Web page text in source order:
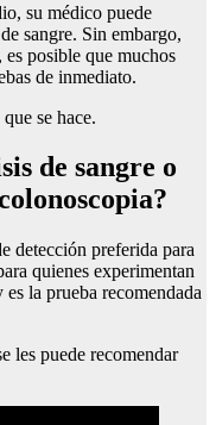
su médico puede
sangre. Sin embargo,
es posible que muchos
de inmediato.
se hace.
de sangre o
detección preferida para
quienes experimentan
la prueba recomendada
les puede recomendar